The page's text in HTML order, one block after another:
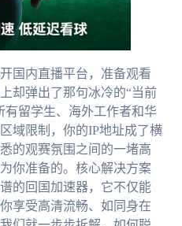
国内直播平台，准备观看
却弹出了那句冰冷的“当前
有留学生、海外工作者和华
域限制，你的IP地址成了横
的观赛氛围之间的一堵高
你准备的。核心解决方案
的回国加速器，它不仅能
享受高清流畅、如同身在